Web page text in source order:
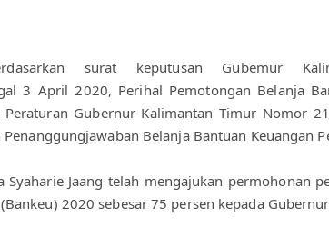
surat keputusan Gubemur
3 April 2020, Perihal Pemotongan Belanja
Gubernur Kalimantan Timur Nomor
Belanja Bantuan Keuangan
Syaharie Jaang telah mengajukan permohonan
2020 sebesar 75 persen kepada